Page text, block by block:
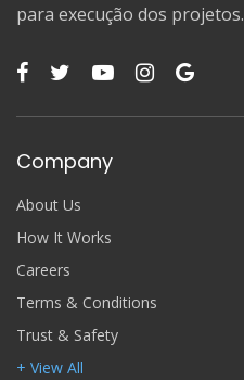
para execução dos projetos.
Company
About Us
How It Works
Careers
Terms & Conditions
Trust & Safety
+ View All